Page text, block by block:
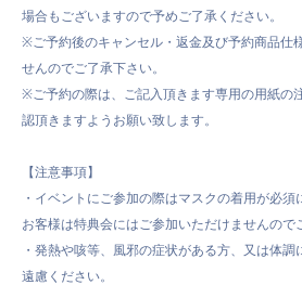
場合もございますので予めご了承ください。
※ご予約後のキャンセル・返金及び予約商品仕
せんのでご了承下さい。
※ご予約の際は、ご記入頂きます専用の用紙の
認頂きますようお願い致します。
【注意事項】
・ イベント にご参加の際はマスクの着用が必
お客様は特典会にはご参加いただけませんので
・ 発熱や咳等、風邪の症状がある方、又は体
遠慮ください。